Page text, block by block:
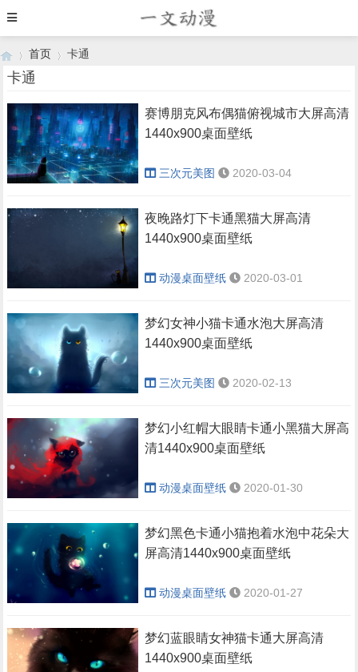
›
首页
›
卡通
卡通
赛博朋克风布偶猫俯视城市大屏高清
1440x900桌面壁纸
三次元美图 2020-03-04
夜晚路灯下卡通黑猫大屏高清
1440x900桌面壁纸
动漫桌面壁纸 2020-03-01
梦幻女神小猫卡通水泡大屏高清
1440x900桌面壁纸
三次元美图 2020-02-13
梦幻小红帽大眼睛卡通小黑猫大屏高
清1440x900桌面壁纸
动漫桌面壁纸 2020-01-30
梦幻黑色卡通小猫抱着水泡中花朵大
屏高清1440x900桌面壁纸
动漫桌面壁纸 2020-01-27
梦幻蓝眼睛女神猫卡通大屏高清
1440x900桌面壁纸